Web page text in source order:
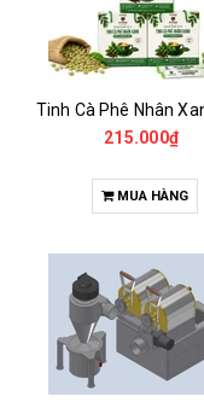
215.000₫
MUA HÀNG